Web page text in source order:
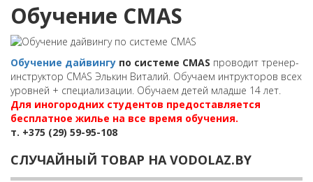
Обучение CMAS
Обучение дайвингу по системе CMAS проводит тренер-
инструктор CMAS Элькин Виталий. Обучаем интрукторов всех
уровней + специализации. Обучаем детей младше 14 лет.
Для иногородних студентов предоставляется
бесплатное жилье на все время обучения.
т. +375 (29) 59-95-108
СЛУЧАЙНЫЙ ТОВАР НА VODOLAZ.BY